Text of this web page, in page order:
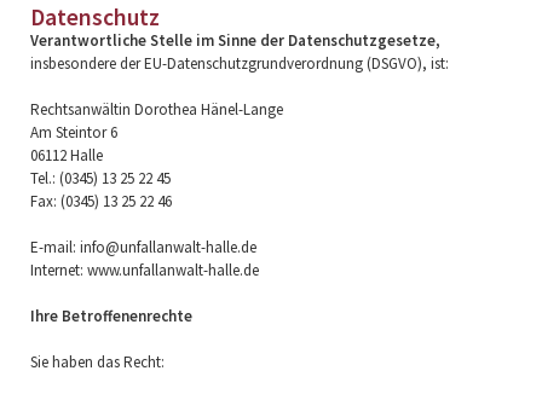
Datenschutz
Verantwortliche Stelle im Sinne der Datenschutzgesetze,
insbesondere der EU-Datenschutzgrundverordnung (DSGVO), ist:
Rechtsanwältin Dorothea Hänel-Lange
Am Steintor 6
06112 Halle
Tel.: (0345) 13 25 22 45
Fax: (0345) 13 25 22 46
E-mail: info@unfallanwalt-halle.de
Internet: www.unfallanwalt-halle.de
Ihre Betroffenenrechte
Sie haben das Recht: